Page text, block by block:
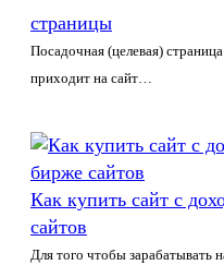
страницы
Посадочная (целевая)
приходит на сайт…
Как купить сайт с
сайтов
Для того чтобы зарабатывать